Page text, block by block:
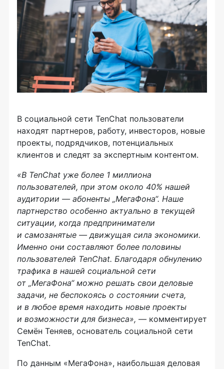
В социальной сети TenChat пользователи
находят партнеров, работу, инвесторов, новые
проекты, подрядчиков, потенциальных
клиентов и следят за экспертным контентом.
«В TenChat уже более 1 миллиона
пользователей, при этом около 40% нашей
аудитории — абоненты „МегаФона“. Наше
партнерство особенно актуально в текущей
ситуации, когда предприниматели
и самозанятые — движущая сила экономики.
Именно они составляют более половины
пользователей TenChat. Благодаря обнулению
трафика в нашей социальной сети
от „МегаФона“ можно решать свои деловые
задачи, не беспокоясь о состоянии счета,
и в любое время находить новые проекты
и возможности для бизнеса», — комментирует
Семён Теняев, основатель социальной сети
TenChat.
По данным «МегаФона», наибольшая деловая